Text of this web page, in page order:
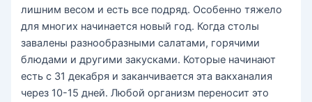
лишним весом и есть все подряд. Особенно тяжело
для многих начинается новый год. Когда столы
завалены разнообразными салатами, горячими
блюдами и другими закусками. Которые начинают
есть с 31 декабря и заканчивается эта вакханалия
через 10-15 дней. Любой организм переносит это